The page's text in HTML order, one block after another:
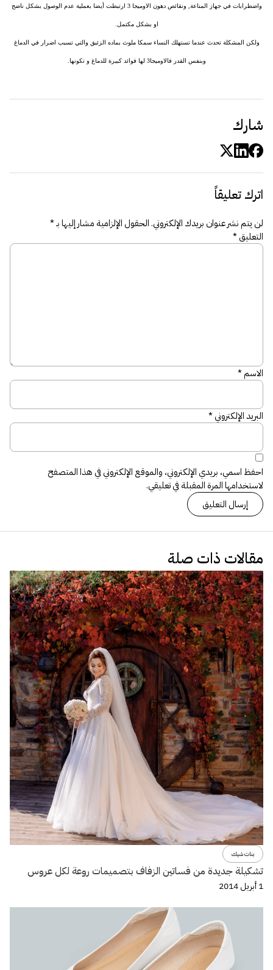
واضطرابات في جهاز المناعة, ونقائص دهون الاوميجا 3 ارتبطت أيضا بعملية عدم الوصول بشكل ناضج
او بشكل مكتمل.
ولكن المشكلة تحدث عندما تستهلك النساء سمكا ملوث بماده الزئبق والتي تسبب اضرار في الدماغ
وبنفس القدر فالاوميجا3 لها فوائد كبيرة للدماغ و تكونها.
شارك
اترك تعليقاً
لن يتم نشر عنوان بريدك الإلكتروني.الحقول الإلزامية مشار إليها بـ*
التعليق*
الاسم*
البريد الإلكتروني*
احفظ اسمي، بريدي الإلكتروني، والموقع الإلكتروني في هذا المتصفح
لاستخدامها المرة المقبلة في تعليقي.
مقالات ذات صلة
بنات شيك
تشكيلة جديدة من فساتين الزفاف بتصميمات روعة لكل عروس
1 أبريل 2014